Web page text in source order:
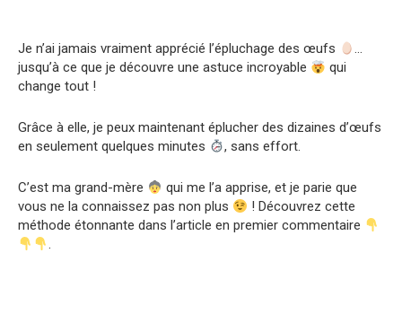
Je n’ai jamais vraiment apprécié l’épluchage des œufs
…
jusqu’à ce que je découvre une astuce incroyable
qui
change tout !
Grâce à elle, je peux maintenant éplucher des dizaines d’œufs
en seulement quelques minutes
, sans effort.
C’est ma grand-mère
qui me l’a apprise, et je parie que
vous ne la connaissez pas non plus
! Découvrez cette
méthode étonnante dans l’article en premier commentaire
.